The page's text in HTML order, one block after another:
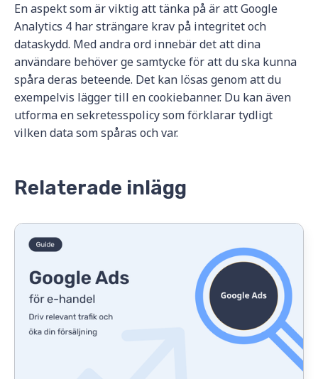
En aspekt som är viktig att tänka på är att Google
Analytics 4 har strängare krav på integritet och
dataskydd. Med andra ord innebär det att dina
användare behöver ge samtycke för att du ska kunna
spåra deras beteende. Det kan lösas genom att du
exempelvis lägger till en cookiebanner. Du kan även
utforma en sekretesspolicy som förklarar tydligt
vilken data som spåras och var.
Relaterade inlägg